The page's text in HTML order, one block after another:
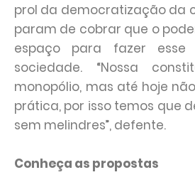
prol da democratização da
param de cobrar que o
espaço para fazer
sociedade. “Nossa
monopólio, mas até hoje
prática, por isso temos que
sem melindres”, defente.
Conheça as propostas